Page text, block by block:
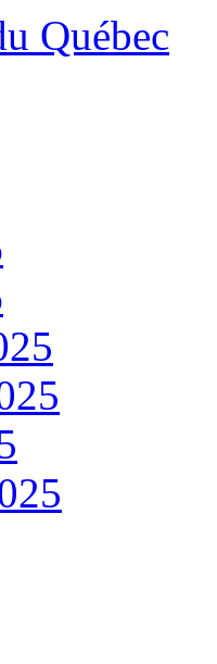
Québec